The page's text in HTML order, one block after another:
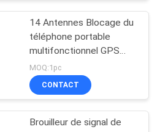
14 Antennes Blocage du
téléphone portable
multifonctionnel GPS
Interférence VHF UHF 5-
80m
MOQ:1pc
CONTACT
Brouilleur de signal de